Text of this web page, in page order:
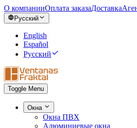
О компанииОплата заказаДоставка
Русский
English
Español
Русский
Toggle Menu
Окна
Окна ПВХ
Алюминиевые окна